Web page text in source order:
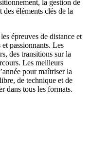
la gestion de
éléments clés de la
épreuves de distance et
passionnants. Les
des transitions sur la
Les meilleurs
pour maîtriser la
de technique et de
dans tous les formats.